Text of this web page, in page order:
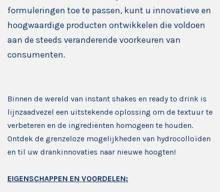
formuleringen toe te passen, kunt u innovatieve en
hoogwaardige producten ontwikkelen die voldoen
aan de steeds veranderende voorkeuren van
consumenten.
Binnen de wereld van instant shakes en ready to drink is
lijnzaadvezel een uitstekende oplossing om de textuur te
verbeteren en de ingrediënten homogeen te houden.
Ontdek de grenzeloze mogelijkheden van hydrocolloïden
en til uw drankinnovaties naar nieuwe hoogten!
EIGENSCHAPPEN EN VOORDELEN: